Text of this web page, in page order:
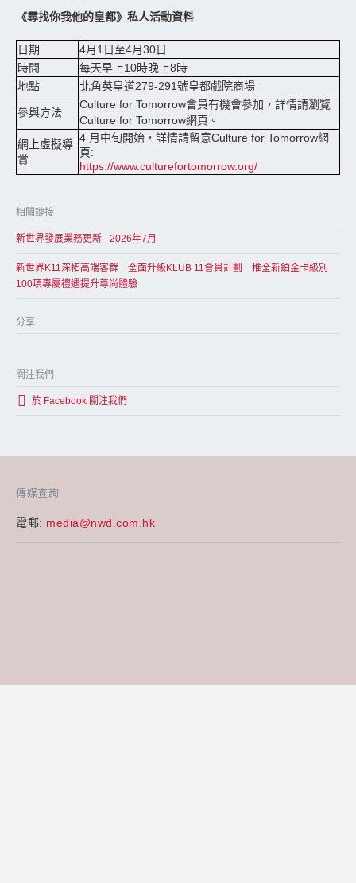
傳媒查詢
電郵: media@nwd.com.hk
《尋找你我他的皇都》私人活動資料
日期
4月1日至4月30日
時間
每天早上10時晚上8時
地點
北角英皇道279-291號皇都戲院商場
參與方法
Culture for Tomorrow會員有機會參加，詳情請瀏覽
Culture for Tomorrow網頁。
網上虛擬導
賞
4 月中旬開始，詳情請留意Culture for Tomorrow網
頁:
https://www.culturefortomorrow.org/
相關鏈接
新世界發展業務更新 - 2026年7月
新世界K11深拓高端客群 全面升級KLUB 11會員計劃 推全新鉑金卡級別
100項專屬禮遇提升尊尚體驗
分享
關注我們
於 Facebook 關注我們